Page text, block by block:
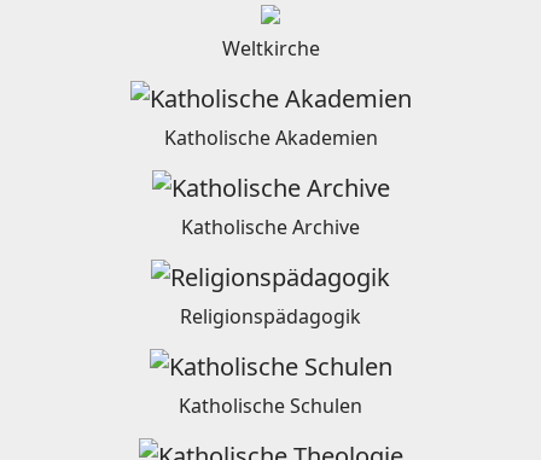
Weltkirche
Katholische Akademien
Katholische Archive
Religionspädagogik
Katholische Schulen